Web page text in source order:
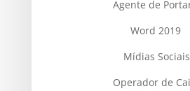
Agente de
Word 2019
Mídias Sociais
Operador de